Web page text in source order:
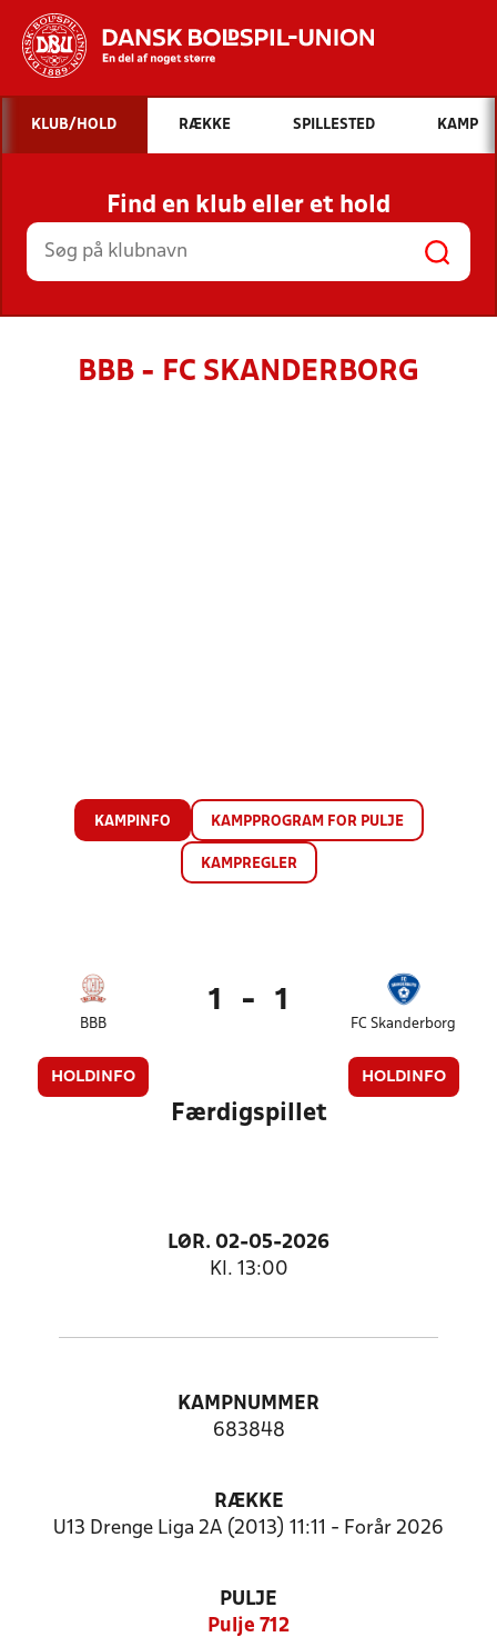
Hvad vil du søge efter?
INDHOLD OG NYHEDER
STILLINGER, RESULTATER, KLUBBER OG
HOLD
KLUB/HOLD RÆKKE SPILLESTED KAMP
Find en klub eller et hold
BBB - FC SKANDERBORG
KAMPINFO KAMPPROGRAM FOR PULJE
KAMPREGLER
BBB
HOLDINFO
1 - 1
FC Skanderborg
HOLDINFO
Færdigspillet
LØR. 02-05-2026
Kl. 13:00
KAMPNUMMER
683848
RÆKKE
U13 Drenge Liga 2A (2013) 11:11 - Forår 2026
PULJE
Pulje 712